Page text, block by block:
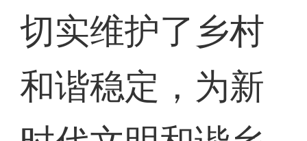
切实维护了乡村
和谐稳定，为新